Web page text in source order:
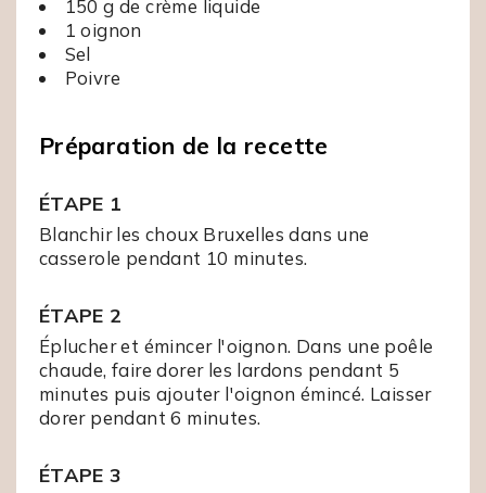
150 g de crème liquide
1 oignon
Sel
Poivre
Préparation de la recette
ÉTAPE 1
Blanchir les choux Bruxelles dans une
casserole pendant 10 minutes.
ÉTAPE 2
Éplucher et émincer l'oignon. Dans une poêle
chaude, faire dorer les lardons pendant 5
minutes puis ajouter l'oignon émincé. Laisser
dorer pendant 6 minutes.
ÉTAPE 3